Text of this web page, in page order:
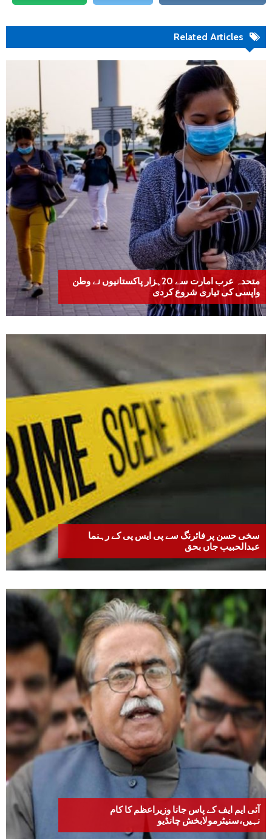
Related Articles
متحدہ عرب امارت سے 20ہزار پاکستانیوں نے وطن
واپسی کی تیاری شروع کردی
سخی حسن پر فائرنگ سے پی ایس پی کے رہنما
عبدالحبیب جاں بحق
آئی ایم ایف کے پاس جانا وزیراعظم کا کام
نہیں،سنیٹرمولابخش چانڈیو